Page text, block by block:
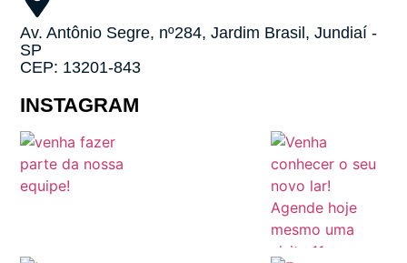
Av. Antônio Segre, nº284, Jardim Brasil, Jundiaí -
SP
CEP: 13201-843
INSTAGRAM